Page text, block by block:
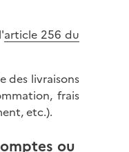
article 256 du
des livraisons
frais
etc.).
ou